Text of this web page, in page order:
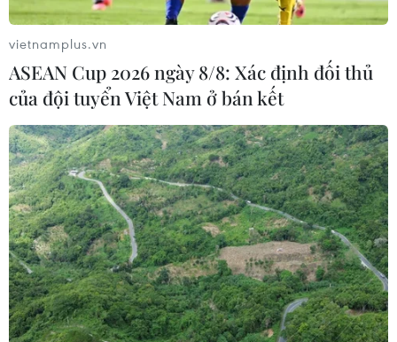
(TTXVN/Vietnam+)
#Thuốc đặc trị #Anh rời EU
#Brexit
vietnamplus.vn
ASEAN Cup 2026 ngày 8/8: Xác định đối thủ
của đội tuyển Việt Nam ở bán kết